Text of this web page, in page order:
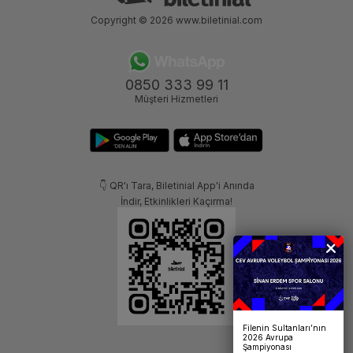
0850 333 99 11
Müşteri Hizmetleri
👇 QR'ı Tara, Biletinial App'i Anında
İndir, Etkinlikleri Kaçırma!
Copyright © 2026 www.biletinial.com
Filenin Sultanları’nın
2026 Avrupa
Şampiyonası